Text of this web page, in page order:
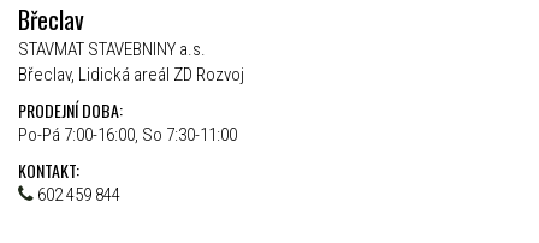
Břeclav
STAVMAT STAVEBNINY a.s.
Břeclav, Lidická areál ZD Rozvoj
PRODEJNÍ DOBA:
Po-Pá 7:00-16:00, So 7:30-11:00
KONTAKT:
602 459 844